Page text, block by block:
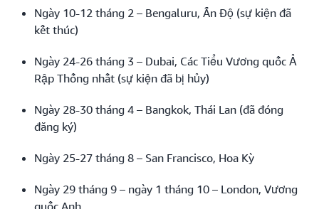
Ngày 10-12 tháng 2 – Bengaluru, Ấn Độ (sự kiện đã
kết thúc)
Ngày 24-26 tháng 3 – Dubai, Các Tiểu Vương quốc Ả
Rập Thống nhất (sự kiện đã bị hủy)
Ngày 28-30 tháng 4 – Bangkok, Thái Lan (đã đóng
đăng ký)
Ngày 25-27 tháng 8 – San Francisco, Hoa Kỳ
Ngày 29 tháng 9 – ngày 1 tháng 10 – London, Vương
quốc Anh